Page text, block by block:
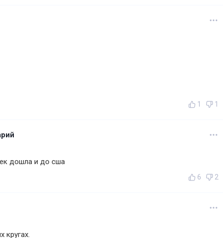
1 1
дошла и до сша
6 2
кругах.